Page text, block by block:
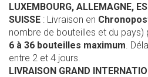
LUXEMBOURG, ALLEMAGNE,
SUISSE : Livraison en
nombre de bouteilles et du
6 à 36 bouteilles maximum.
entre 2 et 4 jours.
LIVRAISON GRAND